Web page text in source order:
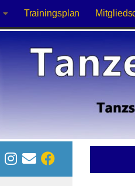
Trainingsplan